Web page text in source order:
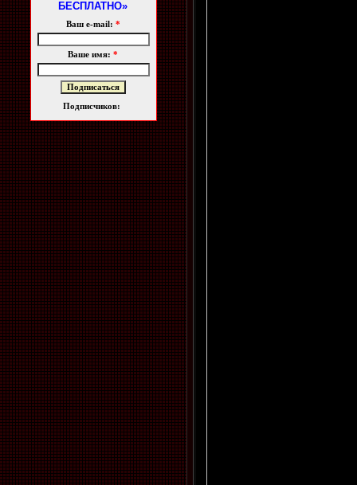
БЕСПЛАТНО»
Ваш e-mail: *
Ваше имя:*
Подписчиков: